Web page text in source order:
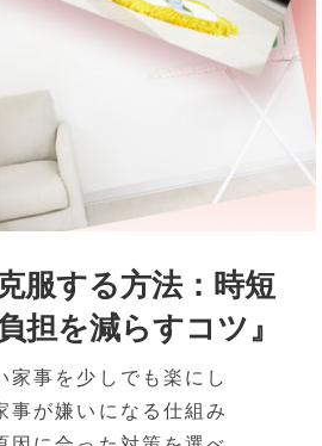
服する方法：時短
担を減らすコツ』
家事を少しでも楽にし
事が嫌いになる仕組み